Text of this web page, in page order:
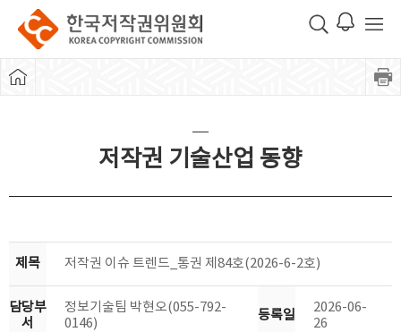
저작권 기술산업 동향
제목 저작권 이슈 트렌드_통권 제84호(2026-6-2호)
담당부
서
정보기술팀 박현오(055-792-
0146)
등록일
2026-06-
26